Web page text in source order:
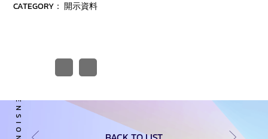
CATEGORY： 開示資料